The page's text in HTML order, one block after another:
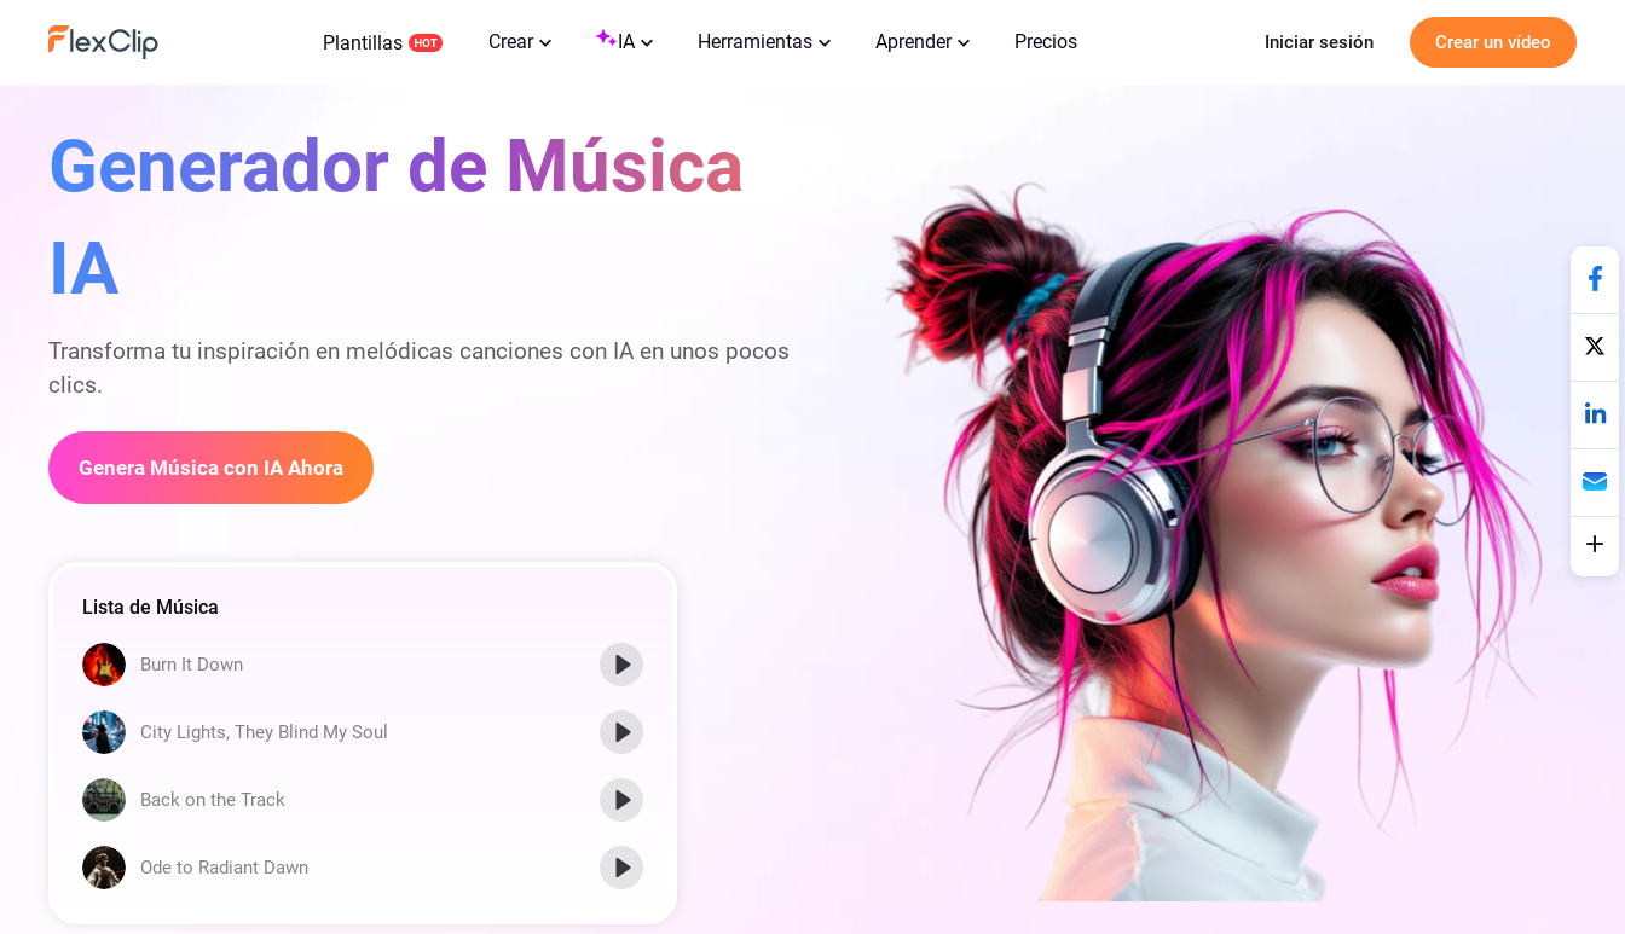
Plantillas Crear IA Herramientas Aprender Precios Iniciar sesión Crear un vídeo
Generador de Música
IA
Transforma tu inspiración en melódicas canciones con IA en unos pocos
clics.
Genera Música con IA Ahora
Lista de Música
Burn It Down
City Lights, They Blind My Soul
Back on the Track
Ode to Radiant Dawn